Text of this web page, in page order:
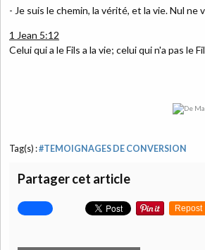
- Je suis le chemin, la vérité, et la vie. Nul ne
1 Jean 5:12
Celui qui a le Fils a la vie; celui qui n'a pas le
Tag(s) :#TEMOIGNAGES DE CONVERSION
Partager cet article
Repost